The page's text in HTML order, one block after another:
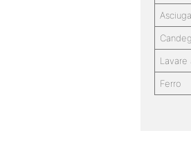
Lavare
Ferro